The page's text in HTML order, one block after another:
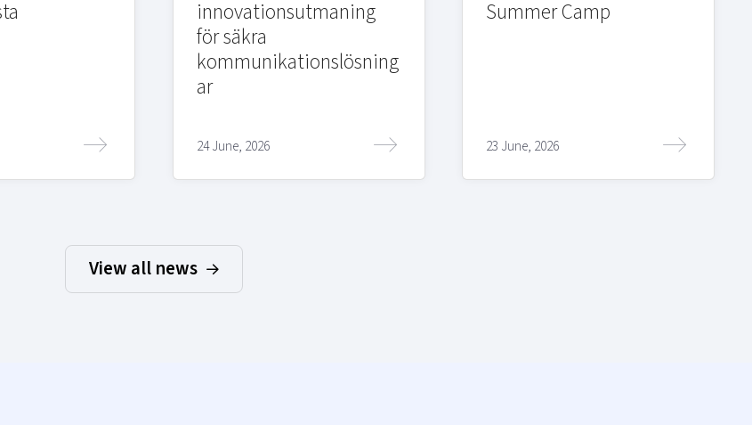
innovationsutmaning
för säkra
kommunikationslösning
ar
24 June, 2026
Summer Camp
23 June, 2026
View all news